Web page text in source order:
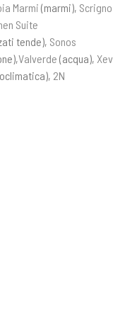
Marmi (marmi), Scrigno
Suite
tende), Sonos
Valverde (acqua), Xev
2N